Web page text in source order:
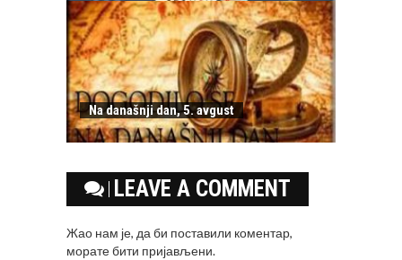
Na današnji dan, 5. avgust
LEAVE A COMMENT
Жао нам је, да би поставили коментар,
моратебити пријављени.